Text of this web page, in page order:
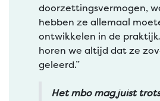
doorzettingsvermogen,
hebben ze allemaal
ontwikkelen in de
horen we altijd dat ze
geleerd.”
Het mbo mag juist